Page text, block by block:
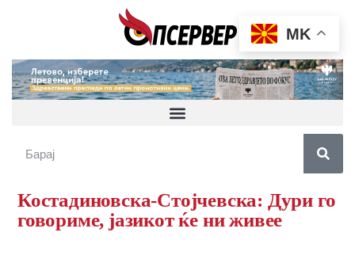
Костадиновска-Стојчевска: Дури го
говориме, јазикот ќе ни живее
MK